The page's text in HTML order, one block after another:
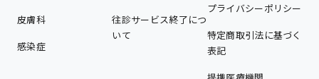
皮膚科
感染症
往診サービス終了につ
いて
プライバシーポリシー
特定商取引法に基づく
表記